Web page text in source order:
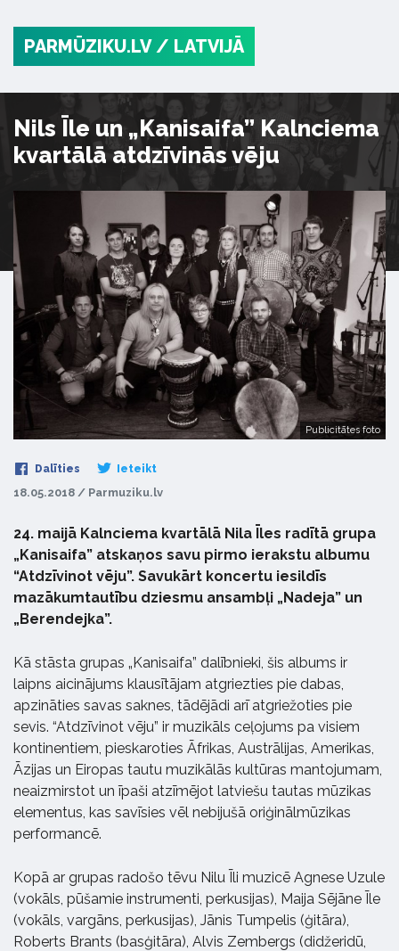
PARMŪZIKU.LV / LATVIJĀ
Nils Īle un „Kanisaifa” Kalnciema
kvartālā atdzīvinās vēju
Publicitātes foto
Dalīties Ieteikt
18.05.2018 / Parmuziku.lv
24. maijā Kalnciema kvartālā Nila Īles radītā grupa
„Kanisaifa” atskaņos savu pirmo ierakstu albumu
“Atdzīvinot vēju”. Savukārt koncertu iesildīs
mazākumtautību dziesmu ansambļi „Nadeja” un
„Berendejka”.
Kā stāsta grupas „Kanisaifa” dalībnieki, šis albums ir
laipns aicinājums klausītājam atgriezties pie dabas,
apzināties savas saknes, tādējādi arī atgriežoties pie
sevis. “Atdzīvinot vēju” ir muzikāls ceļojums pa visiem
kontinentiem, pieskaroties Āfrikas, Austrālijas, Amerikas,
Āzijas un Eiropas tautu muzikālās kultūras mantojumam,
neaizmirstot un īpaši atzīmējot latviešu tautas mūzikas
elementus, kas savīsies vēl nebijušā oriģinālmūzikas
performancē.
Kopā ar grupas radošo tēvu Nilu Īli muzicē Agnese Uzule
(vokāls, pūšamie instrumenti, perkusijas), Maija Sējāne Īle
(vokāls, vargāns, perkusijas), Jānis Tumpelis (ģitāra),
Roberts Brants (basģitāra), Alvis Zembergs (didžeridū,